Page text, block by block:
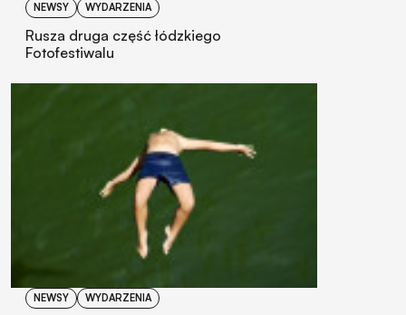
NEWSY WYDARZENIA
Rusza druga część łódzkiego
Fotofestiwalu
NEWSY WYDARZENIA